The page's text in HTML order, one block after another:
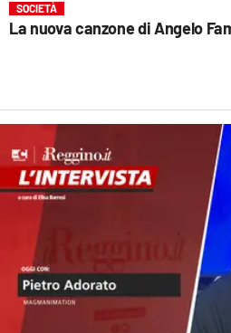
ANDROID
SOCIETÀ
La nuova canzone di Angelo